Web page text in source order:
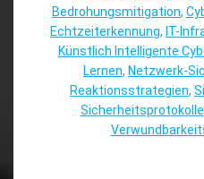
Bedrohungsmitigation,
Echtzeiterkennung, IT-
Künstlich Intelligente
Lernen, Netzwerk-
Reaktionsstrategien,
Sicherheitsprotokolle